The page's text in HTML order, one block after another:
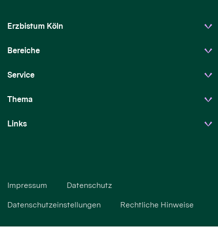
Erzbistum Köln
Bereiche
Service
Thema
Links
Impressum Datenschutz
Datenschutzeinstellungen Rechtliche Hinweise